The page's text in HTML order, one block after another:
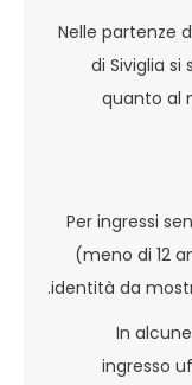
(2) Nelle
di Siviglia
quanto al
Per ingressi
(meno di 12
identità da
In
ingresso